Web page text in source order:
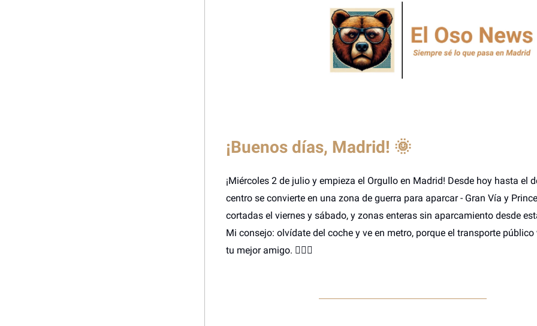
¡Buenos días, Madrid! 🌞
¡Miércoles 2 de julio y empieza el Orgullo en Madrid! Desde hoy hasta el
centro se convierte en una zona de guerra para aparcar - Gran Vía y
cortadas el viernes y sábado, y zonas enteras sin aparcamiento desde
Mi consejo: olvídate del coche y ve en metro, porque el transporte público
tu mejor amigo. 🏳️‍🌈🚗